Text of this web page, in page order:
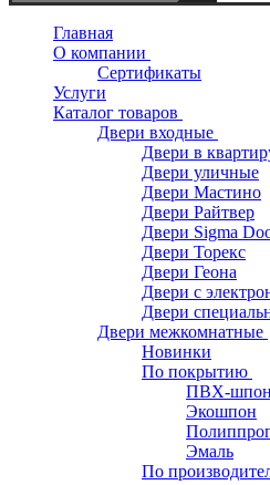
Главная
О компании
Сертификаты
Услуги
Каталог товаров
Двери входные
Двери в
Двери уличные
Двери Мастино
Двери Райтвер
Двери Sigma
Двери Торекс
Двери Геона
Двери с
Двери
Двери межкомнатные
Новинки
По покрытию
ПВХ-шпон
Экошпон
Эмаль
По